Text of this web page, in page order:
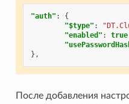
"auth" :
{
"$type" :
"enabled" : true
},
После добавления